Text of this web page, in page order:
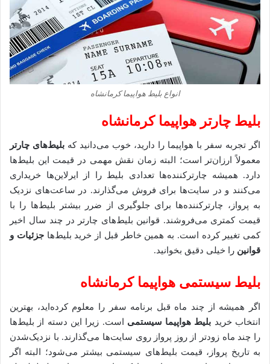
انواع بلیط هواپیما کرمانشاه
بلیط چارتر هواپیما کرمانشاه
اگر تجربه سفر با هواپیما را دارید، خوب می‌دانید که بلیط‌های چارتر
معمولاً ارزان‌تر است؛ البته زمان نقش مهمی در قیمت این بلیط‌ها
دارد. همیشه چارترکننده‌ها تعدادی بلیط را از ایرلاین‌ها خریداری
می‌کنند و در سایت‌ها برای فروش می‌گذارند. در ساعت‌های نزدیک
به پرواز، چارترکننده‌ها برای جلوگیری از ضرر بیشتر بلیط‌ها را با
قیمت کمتری می‌فروشند. قوانین بلیط‌های چارتر در چند سال اخیر
کمی تغییر کرده است. به همین خاطر قبل از خرید بلیط‌هاجزئیات و
قوانین را خیلی دقیق بخوانید.
بلیط سیستمی هواپیما کرمانشاه
اگر همیشه از چند ماه قبل برنامه سفر را معلوم کرده‌اید، بهترین
انتخاب خرید بلیط هواپیما سیستمی است. زیرا این دسته از بلیط‌ها
را چند ماه زودتر از روز پرواز روی سایت‌ها می‌گذارند. با نزدیک‌شدن
به تاریخ پرواز، قیمت بلیط‌های سیستمی بیشتر می‌شود؛ البته اگر